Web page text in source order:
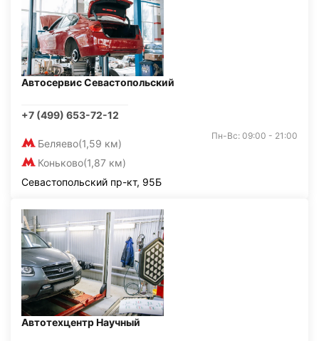
Автосервис Севастопольский
+7 (499) 653-72-12
Беляево(1,59 км)
Коньково(1,87 км)
Пн-Вс: 09:00 - 21:00
Севастопольский пр-кт, 95Б
Автотехцентр Научный